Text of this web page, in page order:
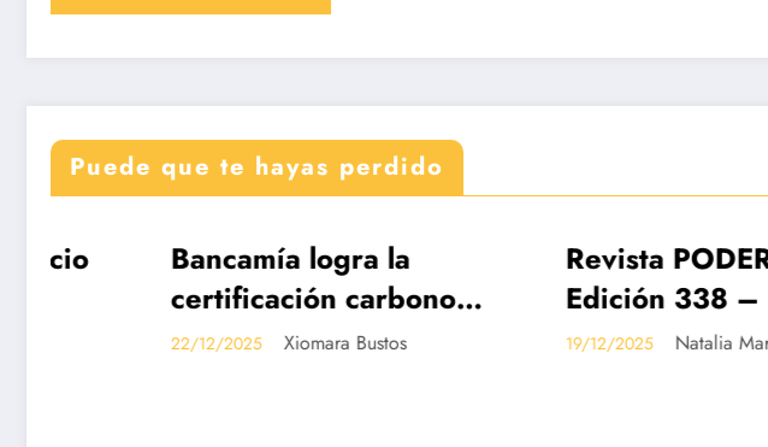
Puede que te hayas perdido
Bancamía logra la
certificación carbono
neutralidad, bajo la
Xiomara Bustos
IMPRESO
Revista PODER:
Edición 338 – El Poder
de Colombia en
Natalia Martinez